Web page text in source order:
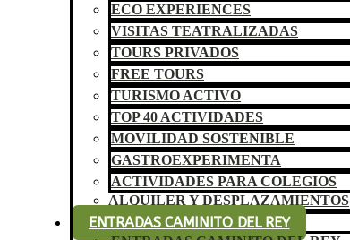
ECO EXPERIENCES
VISITAS TEATRALIZADAS
TOURS PRIVADOS
FREE TOURS
TURISMO ACTIVO
TOP 40 ACTIVIDADES
MOVILIDAD SOSTENIBLE
GASTROEXPERIMENTA
ACTIVIDADES PARA COLEGIOS
ALQUILER Y DESPLAZAMIENTOS
ENTRADAS CAMINITO DEL REY